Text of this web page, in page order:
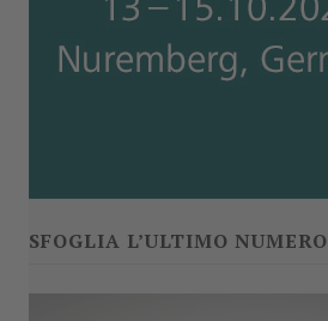
SFOGLIA L’ULTIMO NUMERO